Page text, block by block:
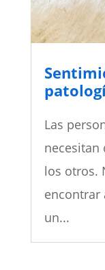
Las
necesitan
los otros.
encontrar
un...